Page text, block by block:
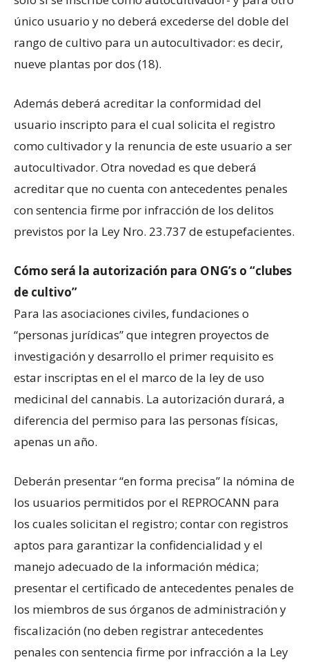
único usuario y no deberá excederse del doble del
rango de cultivo para un autocultivador: es decir,
nueve plantas por dos (18).
Además deberá acreditar la conformidad del
usuario inscripto para el cual solicita el registro
como cultivador y la renuncia de este usuario a ser
autocultivador. Otra novedad es que deberá
acreditar que no cuenta con antecedentes penales
con sentencia firme por infracción de los delitos
previstos por la Ley Nro. 23.737 de estupefacientes.
Cómo será la autorización para ONG’s o “clubes
de cultivo”
Para las asociaciones civiles, fundaciones o
“personas jurídicas” que integren proyectos de
investigación y desarrollo el primer requisito es
estar inscriptas en el el marco de la ley de uso
medicinal del cannabis. La autorización durará, a
diferencia del permiso para las personas físicas,
apenas un año.
Deberán presentar “en forma precisa” la nómina de
los usuarios permitidos por el REPROCANN para
los cuales solicitan el registro; contar con registros
aptos para garantizar la confidencialidad y el
manejo adecuado de la información médica;
presentar el certificado de antecedentes penales de
los miembros de sus órganos de administración y
fiscalización (no deben registrar antecedentes
penales con sentencia firme por infracción a la Ley